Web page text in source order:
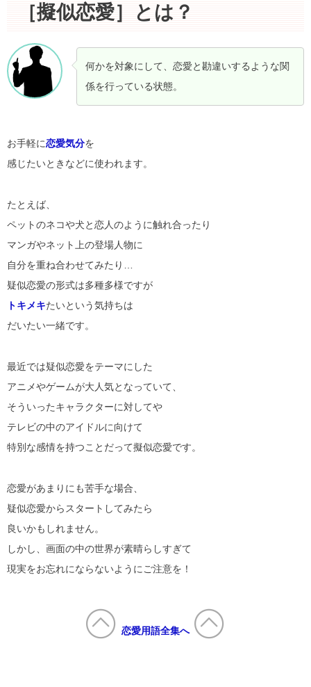
［擬似恋愛］とは？
何かを対象にして、恋愛と勘違いするような関
係を行っている状態。
お手軽に恋愛気分を
感じたいときなどに使われます。
たとえば、
ペットのネコや犬と恋人のように触れ合ったり
マンガやネット上の登場人物に
自分を重ね合わせてみたり…
疑似恋愛の形式は多種多様ですが
トキメキたいという気持ちは
だいたい一緒です。
最近では疑似恋愛をテーマにした
アニメやゲームが大人気となっていて、
そういったキャラクターに対してや
テレビの中のアイドルに向けて
特別な感情を持つことだって擬似恋愛です。
恋愛があまりにも苦手な場合、
疑似恋愛からスタートしてみたら
良いかもしれません。
しかし、画面の中の世界が素晴らしすぎて
現実をお忘れにならないようにご注意を！
恋愛用語全集へ